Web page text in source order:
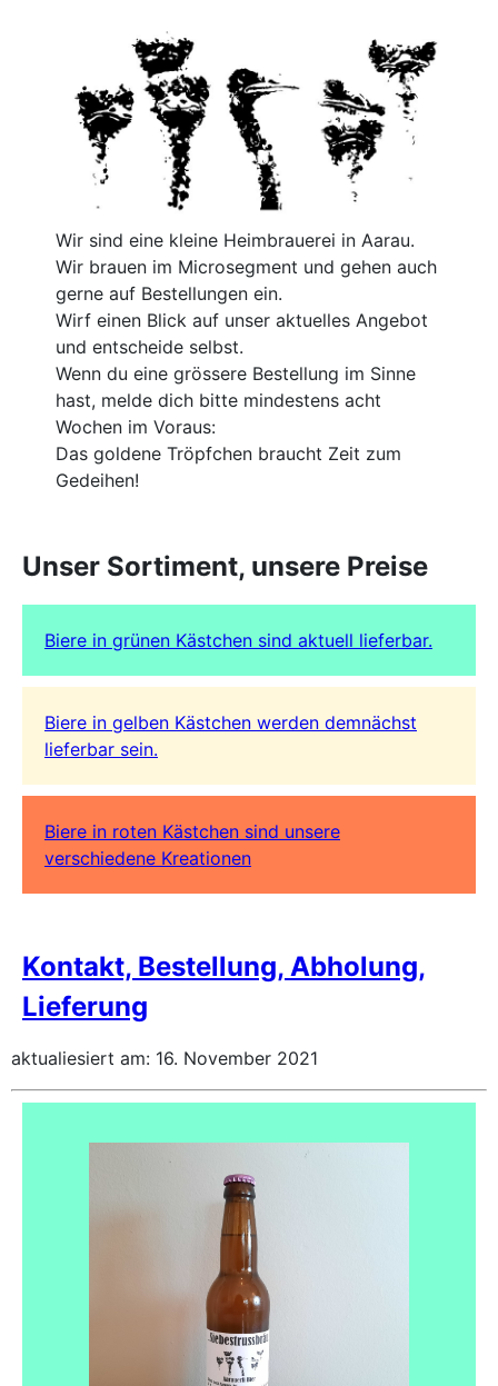
Wir sind eine kleine Heimbrauerei in Aarau.
Wir brauen im Microsegment und gehen auch
gerne auf Bestellungen ein.
Wirf einen Blick auf unser aktuelles Angebot
und entscheide selbst.
Wenn du eine grössere Bestellung im Sinne
hast, melde dich bitte mindestens acht
Wochen im Voraus:
Das goldene Tröpfchen braucht Zeit zum
Gedeihen!
Unser Sortiment, unsere Preise
Biere in grünen Kästchen sind aktuell lieferbar.
Biere in gelben Kästchen werden demnächst
lieferbar sein.
Biere in roten Kästchen sind unsere
verschiedene Kreationen
Kontakt, Bestellung, Abholung,
Lieferung
aktualiesiert am: 16. November 2021